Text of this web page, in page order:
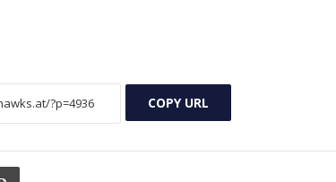
COPY URL
Drucken